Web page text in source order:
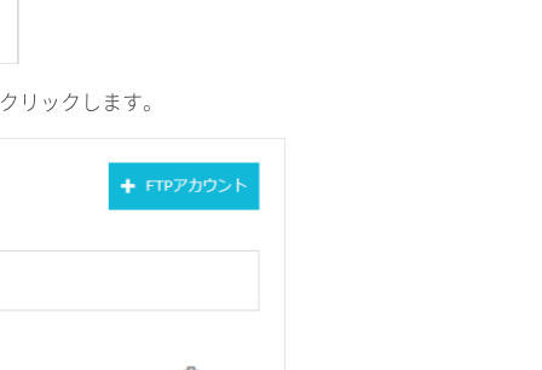
リックします。